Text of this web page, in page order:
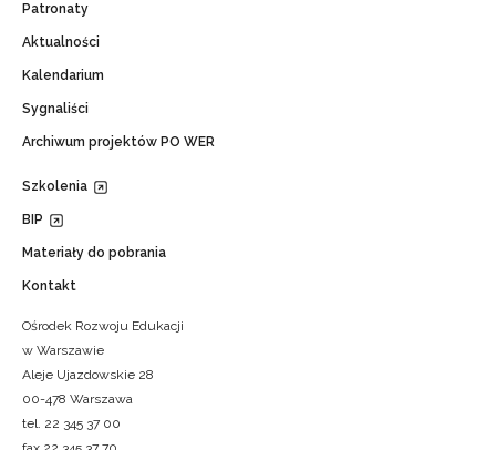
Patronaty
Aktualności
Kalendarium
Sygnaliści
Archiwum projektów PO WER
Szkolenia
BIP
Materiały do pobrania
Kontakt
Ośrodek Rozwoju Edukacji
w Warszawie
Aleje Ujazdowskie 28
00-478 Warszawa
tel. 22 345 37 00